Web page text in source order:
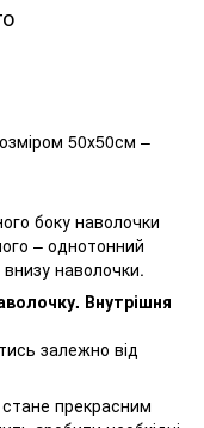
50х50см –
боку наволочки
– однотонний
наволочки.
Внутрішня
залежно від
прекрасним